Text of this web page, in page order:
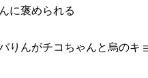
に褒められる
りんがチコちゃんと烏のキ